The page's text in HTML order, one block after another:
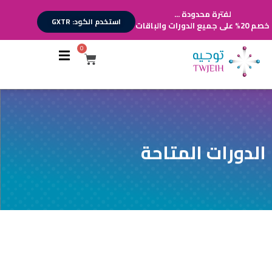
لفترة محدودة ...
خصم 20% على جميع الدورات والباقات استخدم الكود: GXTR
0
أقسام الدورات
تسجيل الدخول
الدورات المتاحة